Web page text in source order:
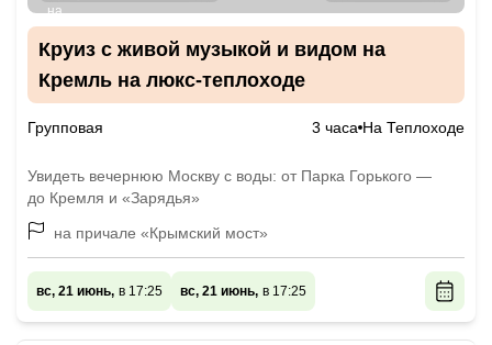
Круиз с живой музыкой и видом на
Кремль на люкс-теплоходе
Групповая 3 часа На Теплоходе
Увидеть вечернюю Москву с воды: от Парка Горького —
до Кремля и «Зарядья»
на причале «Крымский мост»
вс, 21 июнь, в 17:25 вс, 21 июнь, в 17:25